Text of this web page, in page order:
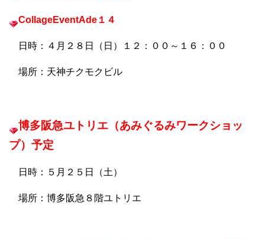
CollageEventAde１４
日時：４月２８日（日）１２：００～１６：００
場所：天神チクモクビル
博多阪急ユトリエ（あみぐるみワークショッ
プ）予定
日時：５月２５日（土）
場所：博多阪急８階ユトリエ